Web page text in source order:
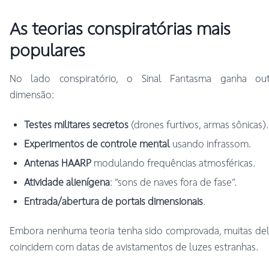
As teorias conspiratórias mais
populares
No lado conspiratório, o Sinal Fantasma ganha
dimensão:
Testes militares secretos (drones furtivos, armas sônicas).
Experimentos de controle mental usando infrassom.
Antenas HAARP modulando frequências atmosféricas.
Atividade alienígena: “sons de naves fora de fase”.
Entrada/abertura de portais dimensionais
Embora nenhuma teoria tenha sido comprovada, muitas
coincidem com datas de avistamentos de luzes estranhas.